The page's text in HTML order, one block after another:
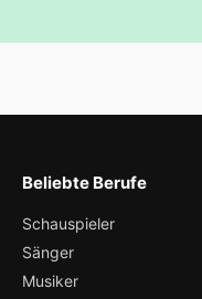
Beliebte Berufe
Schauspieler
Sänger
Musiker